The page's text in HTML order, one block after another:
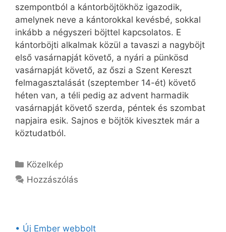
szempontból a kántorböjtökhöz igazodik,
amelynek neve a kántorokkal kevésbé, sokkal
inkább a négyszeri böjttel kapcsolatos. E
kántorböjti alkalmak közül a tavaszi a nagyböjt
első vasárnapját követő, a nyári a pünkösd
vasárnapját követő, az őszi a Szent Kereszt
felmagasztalását (szeptember 14-ét) követő
héten van, a téli pedig az advent harmadik
vasárnapját követő szerda, péntek és szombat
napjaira esik. Sajnos e böjtök kivesztek már a
köztudatból.
Kategória
Közelkép
Hozzászólás
• Új Ember webbolt